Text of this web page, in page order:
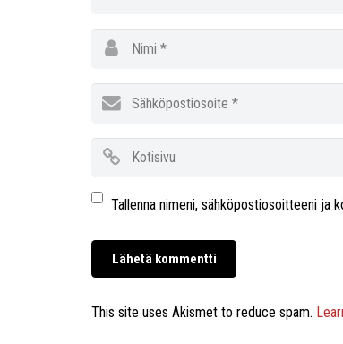
Tallenna nimeni, sähköpostiosoitteeni ja
This site uses Akismet to reduce spam.